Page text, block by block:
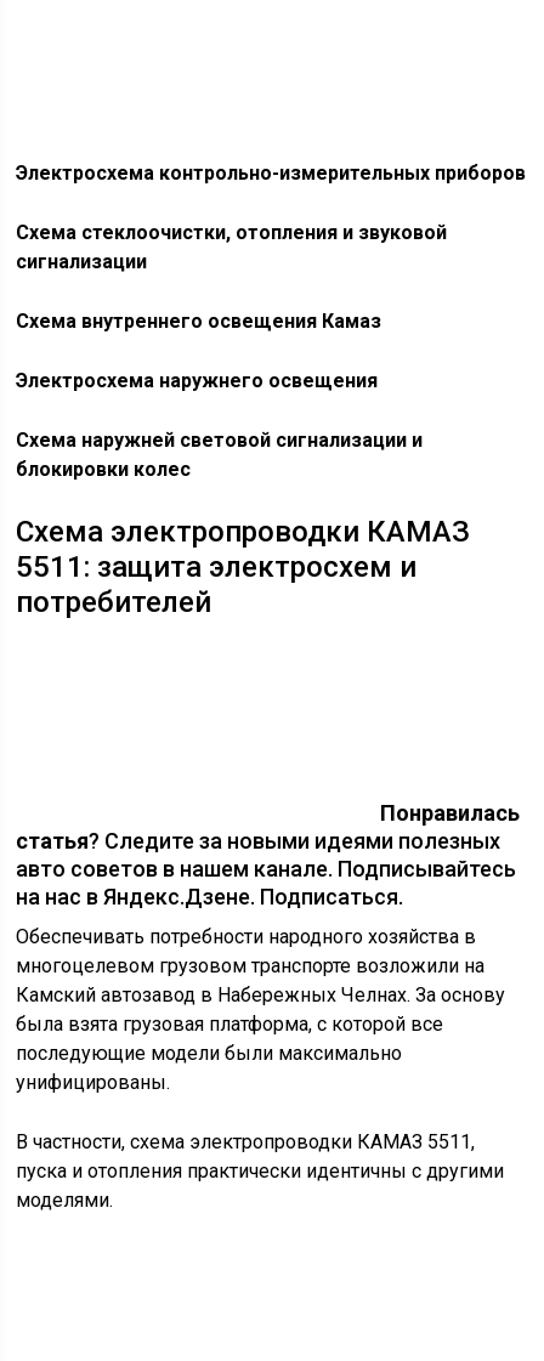
Электросхема контрольно-измерительных приборов
Схема стеклоочистки, отопления и звуковой
сигнализации
Схема внутреннего освещения Камаз
Электросхема наружнего освещения
Схема наружней световой сигнализации и
блокировки колес
Схема электропроводки КАМАЗ
5511: защита электросхем и
потребителей
авто советов в нашем канале. Подписывайтесь
на нас в Яндекс.Дзене. Подписаться.
Обеспечивать потребности народного хозяйства в
многоцелевом грузовом транспорте возложили на
Камский автозавод в Набережных Челнах. За основу
была взята грузовая платформа, с которой все
последующие модели были максимально
унифицированы.
В частности, схема электропроводки КАМАЗ 5511,
моделями.